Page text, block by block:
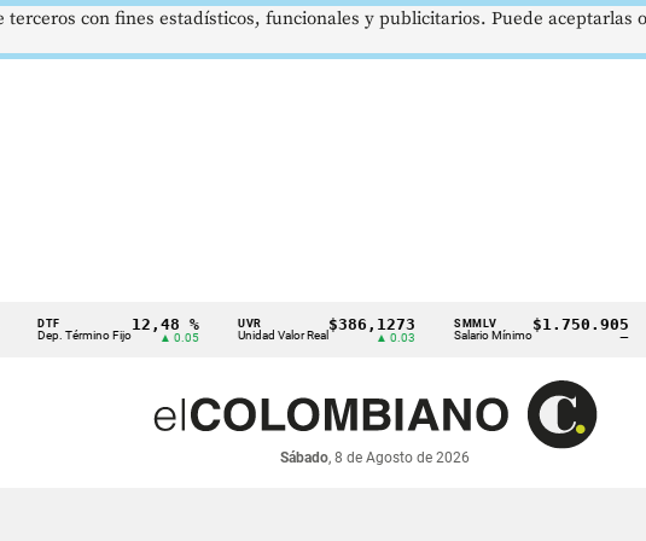
Dep. Término Fijo
12,48 %
▲ 0.05 Unidad Valor Real
$386,1273
▲ 0.03
SMMLV
Salario Mínimo
$1.750.905
Sábado, 8 de Agosto de 2026
con fines estadísticos, funcionales y publicitarios. Puede aceptarlas